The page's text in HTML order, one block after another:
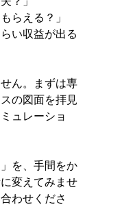
らえる？」
い収益が出る
ん。まずは専
の図面を拝見
ュレーショ
を、手間をか
変えてみませ
わせくださ